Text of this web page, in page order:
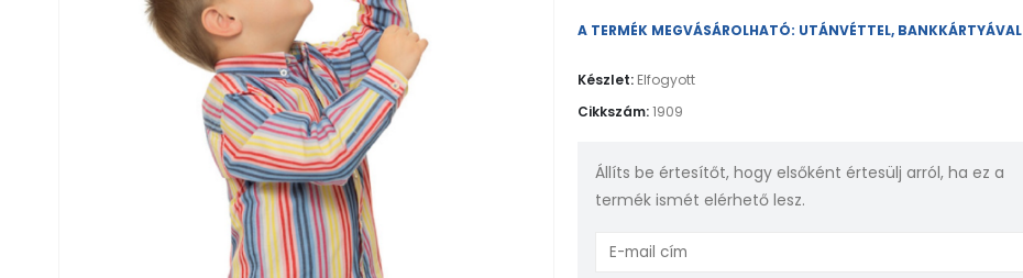
A TERMÉK MEGVÁSÁROLHATÓ: UTÁNVÉTTEL, BANKKÁRTYÁVAL
Készlet: Elfogyott
Cikkszám:1909
Állíts be értesítőt, hogy elsőként értesülj arról, ha ez a
termék ismét elérhető lesz.
Enter